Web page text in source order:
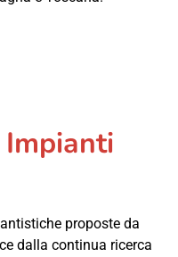
Impianti
proposte da
dalla continua ricerca